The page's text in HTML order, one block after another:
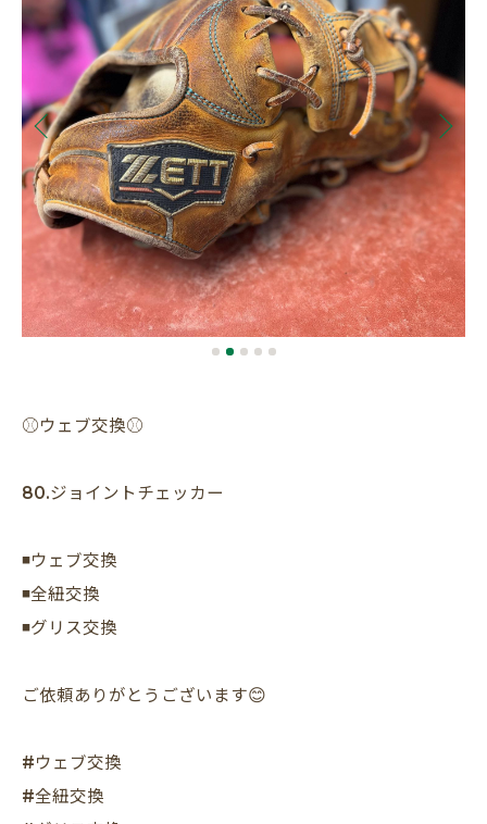
⚾️ウェブ交換⚾️
80.ジョイントチェッカー
◾️ウェブ交換
◾️全紐交換
◾️グリス交換
ご依頼ありがとうございます😊
#ウェブ交換
#全紐交換